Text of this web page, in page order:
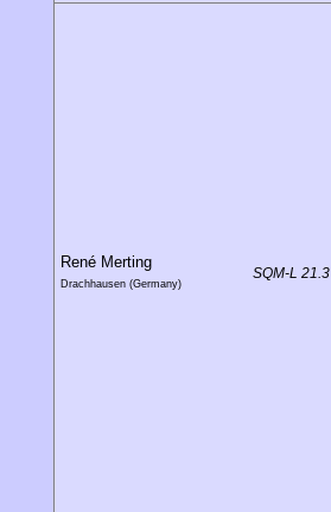
René Merting
Drachhausen (Germany)
SQM-L 21.3